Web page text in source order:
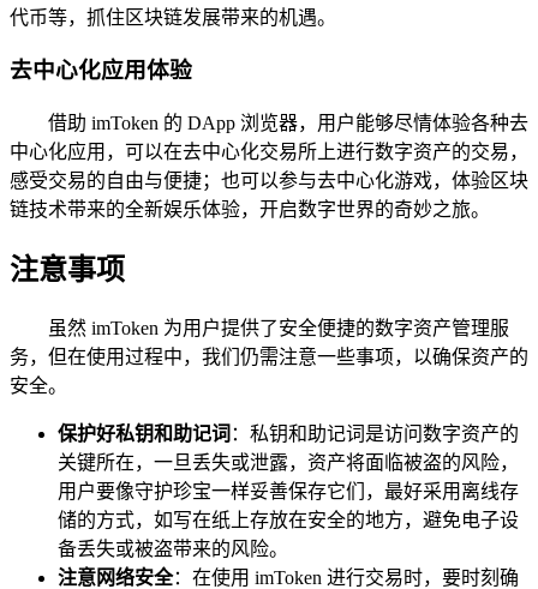
代币等，抓住区块链发展带来的机遇。
去中心化应用体验
借助 imToken 的 DApp 浏览器，用户能够尽情体验各种去
中心化应用，可以在去中心化交易所上进行数字资产的交易，
感受交易的自由与便捷；也可以参与去中心化游戏，体验区块
链技术带来的全新娱乐体验，开启数字世界的奇妙之旅。
注意事项
虽然 imToken 为用户提供了安全便捷的数字资产管理服
务，但在使用过程中，我们仍需注意一些事项，以确保资产的
安全。
保护好私钥和助记词 ：私钥和助记词是访问数字资产的
关键所在，一旦丢失或泄露，资产将面临被盗的风险，
用户要像守护珍宝一样妥善保存它们，最好采用离线存
储的方式，如写在纸上存放在安全的地方，避免电子设
备丢失或被盗带来的风险。
注意网络安全：在使用 imToken 进行交易时，要时刻确